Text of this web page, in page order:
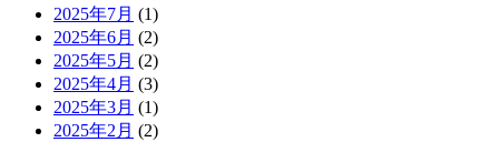
2025年7月 (1)
2025年6月 (2)
2025年5月 (2)
2025年4月 (3)
2025年3月 (1)
2025年2月 (2)